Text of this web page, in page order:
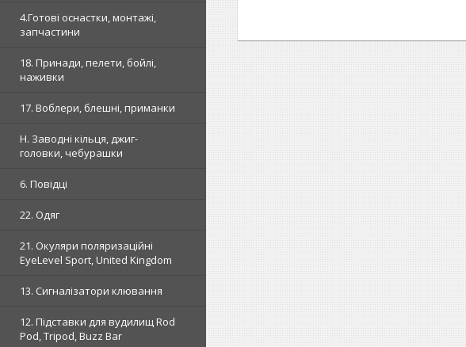
4.Готові оснастки, монтажі,
запчастини
18. Принади, пелети, бойлі,
наживки
17. Воблери, блешні, приманки
H. Заводні кільця, джиг-
головки, чебурашки
6. Повідці
22. Одяг
21. Окуляри поляризаційні
EyeLevel Sport, United Kingdom
13. Сигналізатори клювання
12. Підставки для вудилищ Rod
Pod, Tripod, Buzz Bar